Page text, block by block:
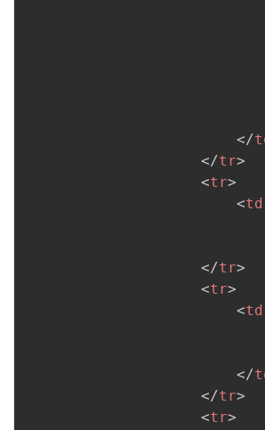
</
</tr>
<tr>
<td
</tr>
<tr>
<td
</
</tr>
<tr>